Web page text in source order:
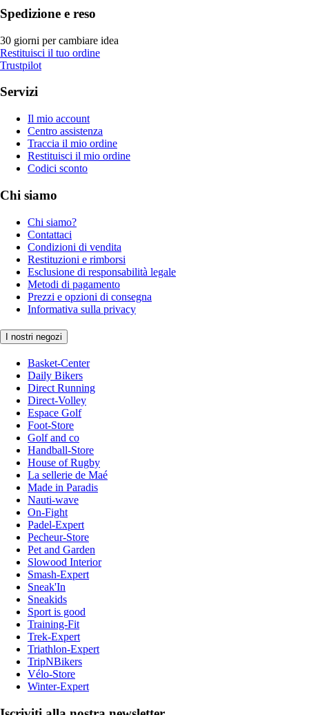
Spedizione e reso
30 giorni per cambiare idea
Restituisci il tuo ordine
Trustpilot
Servizi
Il mio account
Centro assistenza
Traccia il mio ordine
Restituisci il mio ordine
Codici sconto
Chi siamo
Chi siamo?
Contattaci
Condizioni di vendita
Restituzioni e rimborsi
Esclusione di responsabilità legale
Metodi di pagamento
Prezzi e opzioni di consegna
Informativa sulla privacy
I nostri negozi
Basket-Center
Daily Bikers
Direct Running
Direct-Volley
Espace Golf
Foot-Store
Golf and co
Handball-Store
House of Rugby
La sellerie de Maé
Made in Paradis
Nauti-wave
On-Fight
Padel-Expert
Pecheur-Store
Pet and Garden
Slowood Interior
Smash-Expert
Sneak'In
Sneakids
Sport is good
Training-Fit
Trek-Expert
Triathlon-Expert
TripNBikers
Vélo-Store
Winter-Expert